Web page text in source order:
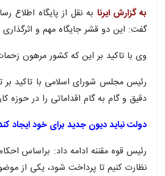
به گزارش ایرنا به نقل از پایگاه اطلاع
گفت: این دو قشر جایگاه مهم و اثرگذاری
وی با تاکید بر این که کشور مرهون
رئیس مجلس شورای اسلامی با تاکید بر
دقیق و گام به گام اقداماتی را در حوزه
دولت نباید دیون جدید برای خود ایجاد
رئیس قوه مقننه ادامه داد: براساس
نظارت کنیم تا پرداخت شود، یکی از